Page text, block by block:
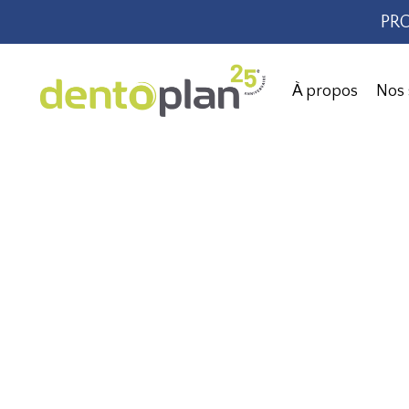
À propos Nos